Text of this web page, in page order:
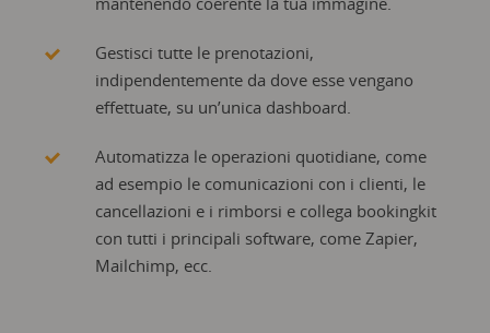
Gestisci tutte le prenotazioni,
indipendentemente da dove esse vengano
effettuate, su un’unica dashboard.
Automatizza le operazioni quotidiane, come
ad esempio le comunicazioni con i clienti, le
cancellazioni e i rimborsi e collega bookingkit
con tutti i principali software, come Zapier,
Mailchimp, ecc.